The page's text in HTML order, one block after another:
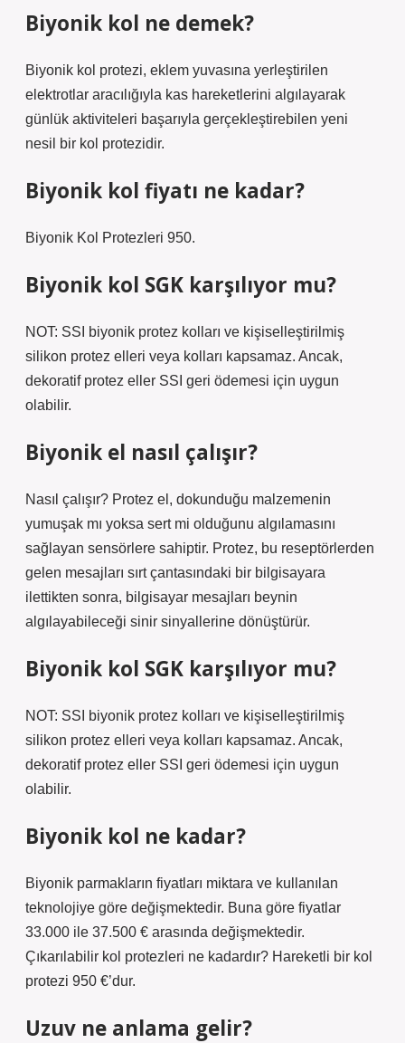
Biyonik kol ne demek?
Biyonik kol protezi, eklem yuvasına yerleştirilen
elektrotlar aracılığıyla kas hareketlerini algılayarak
günlük aktiviteleri başarıyla gerçekleştirebilen yeni
nesil bir kol protezidir.
Biyonik kol fiyatı ne kadar?
Biyonik Kol Protezleri 950.
Biyonik kol SGK karşılıyor mu?
NOT: SSI biyonik protez kolları ve kişiselleştirilmiş
silikon protez elleri veya kolları kapsamaz. Ancak,
dekoratif protez eller SSI geri ödemesi için uygun
olabilir.
Biyonik el nasıl çalışır?
Nasıl çalışır? Protez el, dokunduğu malzemenin
yumuşak mı yoksa sert mi olduğunu algılamasını
sağlayan sensörlere sahiptir. Protez, bu reseptörlerden
gelen mesajları sırt çantasındaki bir bilgisayara
ilettikten sonra, bilgisayar mesajları beynin
algılayabileceği sinir sinyallerine dönüştürür.
Biyonik kol SGK karşılıyor mu?
NOT: SSI biyonik protez kolları ve kişiselleştirilmiş
silikon protez elleri veya kolları kapsamaz. Ancak,
dekoratif protez eller SSI geri ödemesi için uygun
olabilir.
Biyonik kol ne kadar?
Biyonik parmakların fiyatları miktara ve kullanılan
teknolojiye göre değişmektedir. Buna göre fiyatlar
33.000 ile 37.500 € arasında değişmektedir.
Çıkarılabilir kol protezleri ne kadardır? Hareketli bir kol
protezi 950 €’dur.
Uzuv ne anlama gelir?